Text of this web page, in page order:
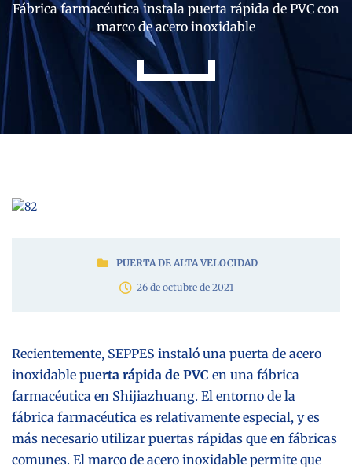
Fábrica farmacéutica instala puerta rápida de PVC con
marco de acero inoxidable
PUERTA DE ALTA VELOCIDAD
26 de octubre de 2021
Recientemente, SEPPES instaló una puerta de acero
inoxidable puerta rápida de PVC en una fábrica
farmacéutica en Shijiazhuang. El entorno de la
fábrica farmacéutica es relativamente especial, y es
más necesario utilizar puertas rápidas que en fábricas
comunes. El marco de acero inoxidable permite que